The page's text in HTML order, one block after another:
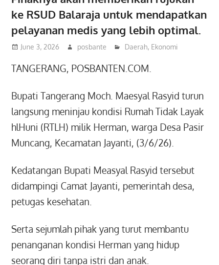
ke RSUD Balaraja untuk mendapatkan
pelayanan medis yang lebih optimal.
June 3, 2026 posbante Daerah, Ekonomi
TANGERANG, POSBANTEN.COM.
Bupati Tangerang Moch. Maesyal Rasyid turun
langsung meninjau kondisi Rumah Tidak Layak
hlHuni (RTLH) milik Herman, warga Desa Pasir
Muncang, Kecamatan Jayanti, (3/6/26).
Kedatangan Bupati Measyal Rasyid tersebut
didampingi Camat Jayanti, pemerintah desa,
petugas kesehatan.
Serta sejumlah pihak yang turut membantu
penanganan kondisi Herman yang hidup
seorang diri tanpa istri dan anak.